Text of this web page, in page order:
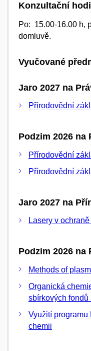
Konzultační
Po: 15.00-16.00 h,
domluvě.
Vyučované
Jaro 2027 na
Přírodovědní
Podzim 2026 na
Přírodovědní
Přírodovědní
Jaro 2027 na
Lasery v
Podzim 2026
Methods of
Organická
sbírkových fondů
Využití programu
chemii